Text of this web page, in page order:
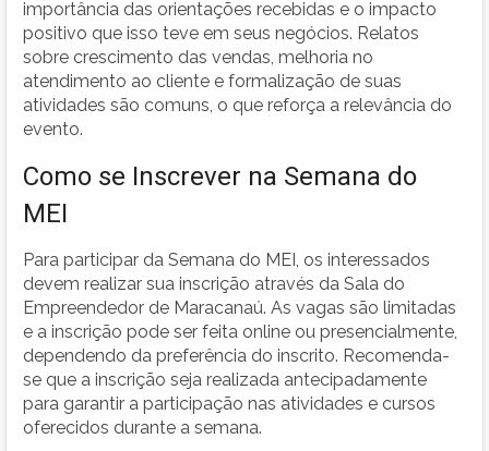
importância das orientações recebidas e o impacto
positivo que isso teve em seus negócios. Relatos
sobre crescimento das vendas, melhoria no
atendimento ao cliente e formalização de suas
atividades são comuns, o que reforça a relevância do
evento.
Como se Inscrever na Semana do
MEI
Para participar da Semana do MEI, os interessados
devem realizar sua inscrição através da Sala do
Empreendedor de Maracanaú. As vagas são limitadas
e a inscrição pode ser feita online ou presencialmente,
dependendo da preferência do inscrito. Recomenda-
se que a inscrição seja realizada antecipadamente
para garantir a participação nas atividades e cursos
oferecidos durante a semana.